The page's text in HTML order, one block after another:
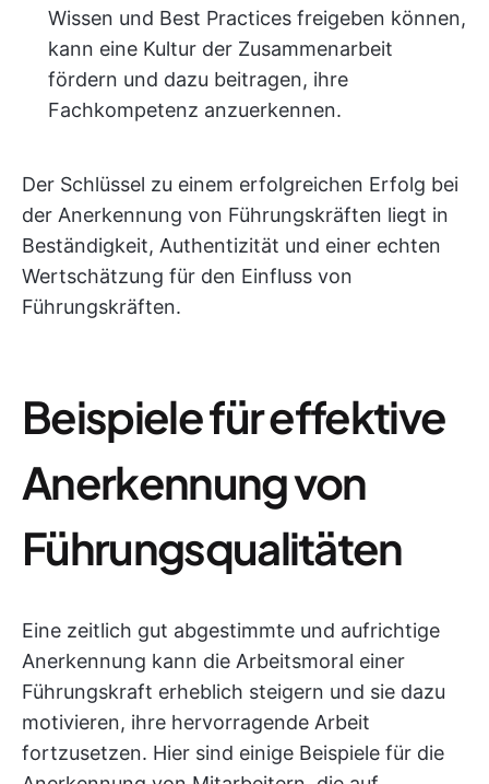
Wissen und Best Practices freigeben können,
kann eine Kultur der Zusammenarbeit
fördern und dazu beitragen, ihre
Fachkompetenz anzuerkennen.
Der Schlüssel zu einem erfolgreichen Erfolg bei
der Anerkennung von Führungskräften liegt in
Beständigkeit, Authentizität und einer echten
Wertschätzung für den Einfluss von
Führungskräften.
Beispiele für effektive
Anerkennung von
Führungsqualitäten
Eine zeitlich gut abgestimmte und aufrichtige
Anerkennung kann die Arbeitsmoral einer
Führungskraft erheblich steigern und sie dazu
motivieren, ihre hervorragende Arbeit
fortzusetzen. Hier sind einige Beispiele für die